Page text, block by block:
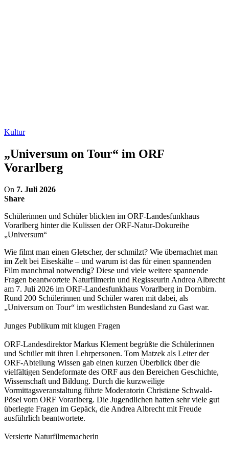
Kultur
„Universum on Tour“ im ORF
Vorarlberg
On 7. Juli 2026
Share
Schülerinnen und Schüler blickten im ORF-Landesfunkhaus
Vorarlberg hinter die Kulissen der ORF-Natur-Dokureihe
„Universum“
Wie filmt man einen Gletscher, der schmilzt? Wie übernachtet man
im Zelt bei Eiseskälte – und warum ist das für einen spannenden
Film manchmal notwendig? Diese und viele weitere spannende
Fragen beantwortete Naturfilmerin und Regisseurin Andrea Albrecht
am 7. Juli 2026 im ORF-Landesfunkhaus Vorarlberg in Dornbirn.
Rund 200 Schülerinnen und Schüler waren mit dabei, als
„Universum on Tour“ im westlichsten Bundesland zu Gast war.
Junges Publikum mit klugen Fragen
ORF-Landesdirektor Markus Klement begrüßte die Schülerinnen
und Schüler mit ihren Lehrpersonen. Tom Matzek als Leiter der
ORF-Abteilung Wissen gab einen kurzen Überblick über die
vielfältigen Sendeformate des ORF aus den Bereichen Geschichte,
Wissenschaft und Bildung. Durch die kurzweilige
Vormittagsveranstaltung führte Moderatorin Christiane Schwald-
Pösel vom ORF Vorarlberg. Die Jugendlichen hatten sehr viele gut
überlegte Fragen im Gepäck, die Andrea Albrecht mit Freude
ausführlich beantwortete.
Versierte Naturfilmemacherin